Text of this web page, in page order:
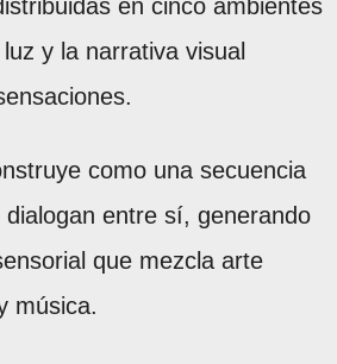
en cinco ambientes
y la narrativa visual
como una secuencia
entre sí, generando
que mezcla arte
música.